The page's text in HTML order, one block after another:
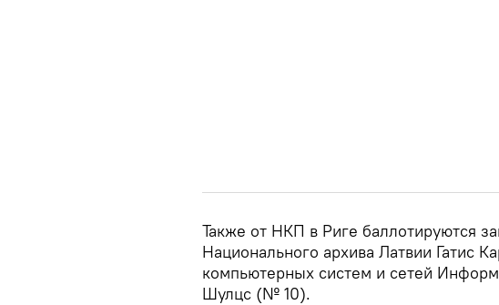
Также от НКП в Риге баллотируются
Национального архива Латвии Гатис
компьютерных систем и сетей
Шулцс (№ 10).